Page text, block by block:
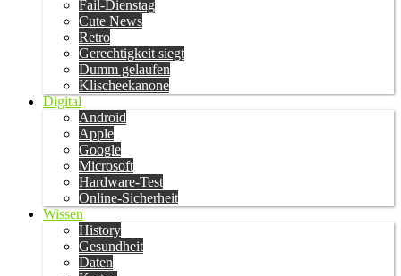
Fail-Dienstag
Cute News
Retro
Gerechtigkeit siegt
Dumm gelaufen
Klischeekanone
Digital
Android
Apple
Google
Microsoft
Hardware-Test
Online-Sicherheit
Wissen
History
Gesundheit
Daten